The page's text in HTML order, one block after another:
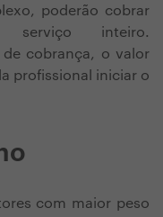
poderão cobrar
inteiro.
de cobrança, o valor
profissional iniciar o
com maior peso